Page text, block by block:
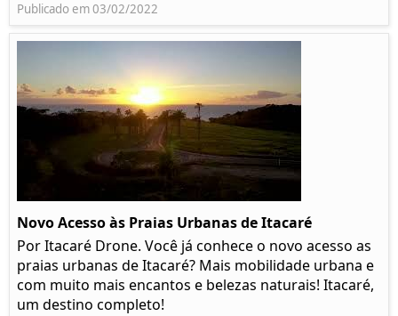
Publicado em 03/02/2022
Novo Acesso às Praias Urbanas de Itacaré
Por Itacaré Drone. Você já conhece o novo acesso as
praias urbanas de Itacaré? Mais mobilidade urbana e
com muito mais encantos e belezas naturais! Itacaré,
um destino completo!